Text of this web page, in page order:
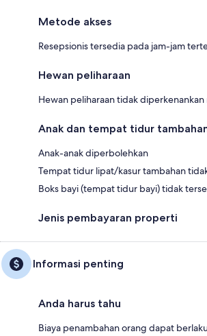
Metode akses
Resepsionis tersedia pada jam-jam
Hewan peliharaan
Hewan peliharaan tidak diperkenankan
Anak dan tempat tidur
Anak-anak diperbolehkan
Tempat tidur lipat/kasur tambahan
Boks bayi (tempat tidur bayi) tidak
Jenis pembayaran properti
Informasi penting
Anda harus tahu
Biaya penambahan orang dapat